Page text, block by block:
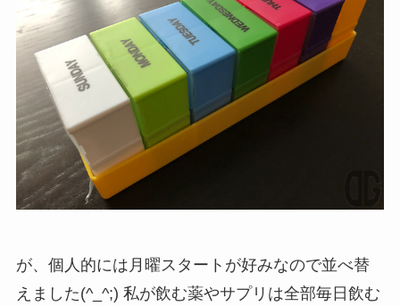
が、個人的には月曜スタートが好みなので並べ替
えました(^_^;) 私が飲む薬やサプリは全部毎日飲む